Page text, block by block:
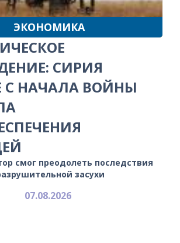
ЭКОНОМИКА
СИРИЯ
С НАЧАЛА ВОЙНЫ
смог преодолеть последствия
засухи
07.08.2026